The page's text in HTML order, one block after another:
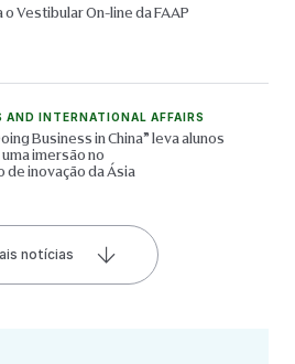
o Vestibular On-line da FAAP
AND INTERNATIONAL AFFAIRS
Business in China” leva alunos
uma imersão no
de inovação da Ásia
notícias